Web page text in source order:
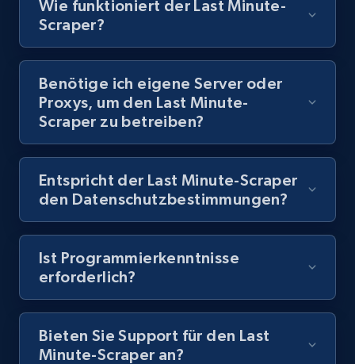
8.1K+
Youtube - Videos posts - Discovery records
by Explore page URL
URL, Title, Youtuber, Youtuber md5, Video url,
Video length, Likes, Views, and more.
by podcast url
URL, Title, Youtuber, Youtuber md5, Video url,
Video length, Likes, Views, and more.
Wie funktioniert der Last Minute-
Scraper?
Benötige ich eigene Server oder
Proxys, um den Last Minute-
Scraper zu betreiben?
Entspricht der Last Minute-Scraper
den Datenschutzbestimmungen?
Ist Programmierkenntnisse
erforderlich?
Bieten Sie Support für den Last
Minute-Scraper an?